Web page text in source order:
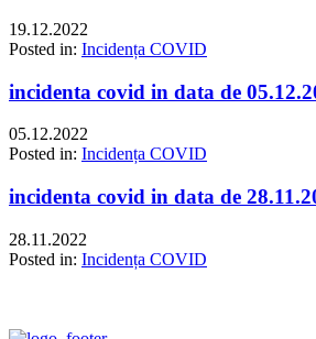
19.12.2022
Posted in: Incidența COVID
incidenta covid in data de
05.12.2022
Posted in: Incidența COVID
incidenta covid in data de
28.11.2022
Posted in: Incidența COVID